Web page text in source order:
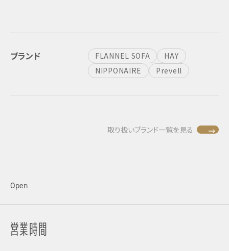
ブランド FLANNEL SOFA
HAY
NIPPONAIRE
Prevell
取り扱いブランド一覧を見る
Open
営業時間